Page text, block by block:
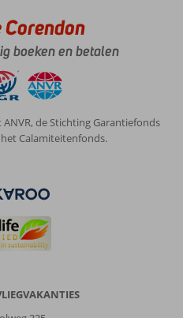
boeken en betalen
de Stichting Garantiefonds
het Calamiteitenfonds.